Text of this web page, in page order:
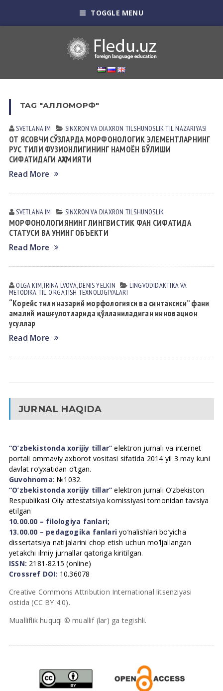
TOGGLE MENU
TAG "АЛЛОМОРФ"
SVETLANA IM SINXRON VА DIАXRON TILSHUNOSLIKTIL NАZАRIYASI
ОТ ЯСОВЧИ СЎЗЛАРДА МОРФОНОЛОГИК ЭЛЕМЕНТЛАРНИНГ
РУС ТИЛИ ФУЗИОНЛИГИНИНГ НАМОЁН БЎЛИШИ
СИФАТИДАГИ АҲАМИЯТИ
Read More
SVETLANA IM SINXRON VА DIАXRON TILSHUNOSLIK
МОРФОНОЛОГИЯНИНГ ЛИНГВИСТИК ФАН СИФАТИДА
СТАТУСИ ВА УНИНГ ОБЪЕКТИ
Read More
OLGA KIM,IRINA LVOVА,DENIS YELKIN LINGVODIDАKTIKА VА
METODIKА TIL OʼRGАTISH TEXNOLOGIYALАRI
“Корейс тили назарий морфологияси ва синтаксиси” фани
амалий машғулотларида қўлланиладиган инновацион
усуллар
Read More
JURNAL HAQIDA
“O’zbekistonda xorijiy tillar” elektron jurnali va internet
portali ommaviy axborot vositasi sifatida 2014 yil 3 may kuni
davlat ro’yxatidan o’tgan.
Guvohnoma: №1032.
“O’zbekistonda xorijiy tillar” elektron jurnali O’zbekiston
Respublikasi Oliy attestatsiya komissiyasi tomonidan tavsiya
etilgan
10.00.00 – filologiya fanlari;
13.00.00 – pedagogika fanlari yo’nalishlari bo’yicha
dissertatsiya natijalarini chop etish uchun mo’ljallangan
yetakchi ilmiy jurnallar qatoriga kiritilgan.
ISSN: 2181-8215 (online)
Crossref DOI: 10.36078
Creative Commons Attribution International litsenziyasi
ostida (CC BY 4.0).
Mualliflik huquqi © muallif (lar) ga tegishli.